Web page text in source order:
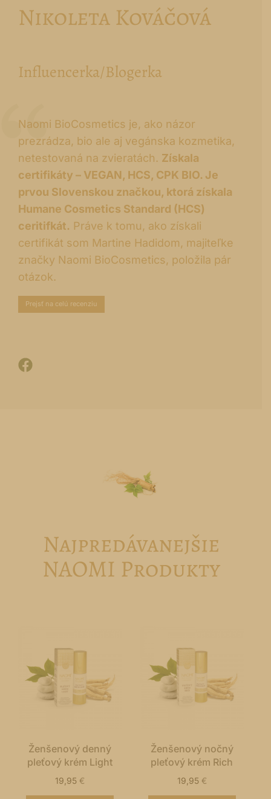
Nikoleta Kováčová
Influencerka/Blogerka
Naomi BioCosmetics je, ako názor
prezrádza, bio ale aj vegánska kozmetika,
netestovaná na zvieratách. Získala
certifikáty – VEGAN, HCS, CPK BIO. Je
prvou Slovenskou značkou, ktorá získala
Humane Cosmetics Standard (HCS)
ceritifkát. Práve k tomu, ako získali
certifikát som Martine Hadidom, majiteľke
značky Naomi BioCosmetics, položila pár
otázok.
Prejsť na celú recenziu
Najpredávanejšie
NAOMI Produkty
Ženšenový denný
pleťový krém Light
19,95 €
Ženšenový nočný
pleťový krém Rich
19,95 €